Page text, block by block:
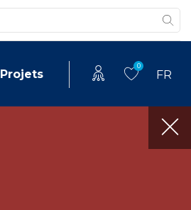
Projets
0
FR